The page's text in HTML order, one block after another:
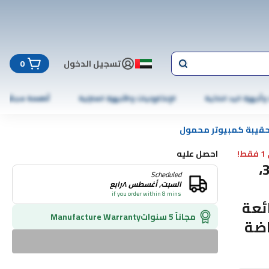
تسجيل الدخول 0
اليد الذكية الإلكترونيات والأجهزة المنزلية أطعمة مجمّدة
كمبيوتر محمول
حقيبة ظهر مضغوطة من تروبادور أبيكس 3.0،
احصل عليه
Scheduled
السبت, أغسطس ٨رابع
if you order within 8 mins
مجاناً 5 سنوات Manufacture Warranty